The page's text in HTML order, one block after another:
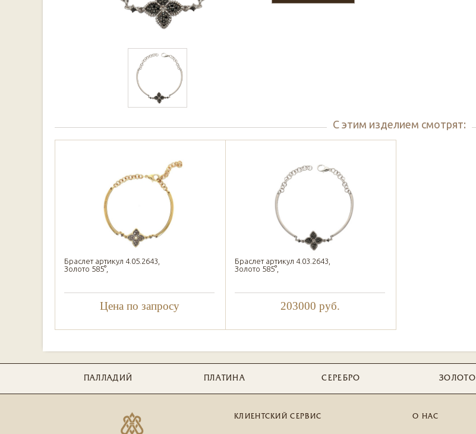
С этим изделием смотрят:
Браслет артикул 4.05.2643,
Золото 585°,
Цена по запросу
Браслет артикул 4.03.2643,
Золото 585°,
203000 руб.
ПАЛЛАДИЙ ПЛАТИНА СЕРЕБРО ЗОЛОТО
КЛИЕНТСКИЙ СЕРВИС О НАС